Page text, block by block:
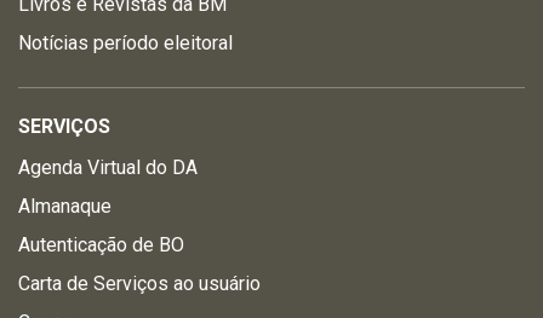
Notícias período eleitoral
SERVIÇOS
Agenda Virtual do DA
Almanaque
Autenticação de BO
Carta de Serviços ao usuário